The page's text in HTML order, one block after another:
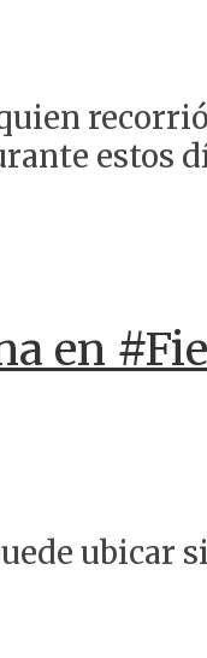
estos
en
ubicar